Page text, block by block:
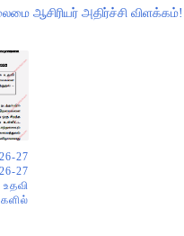
ஆசிரியர் அதிர்ச்சி விளக்கம்!
27
27